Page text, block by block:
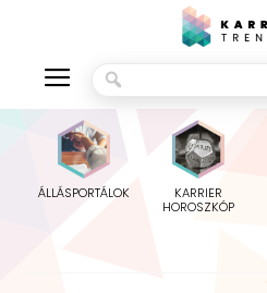
ÁLLÁSPORTÁLOK
KARRIER
HOROSZKÓP